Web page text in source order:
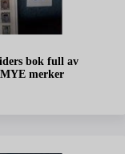
bok full av
merker